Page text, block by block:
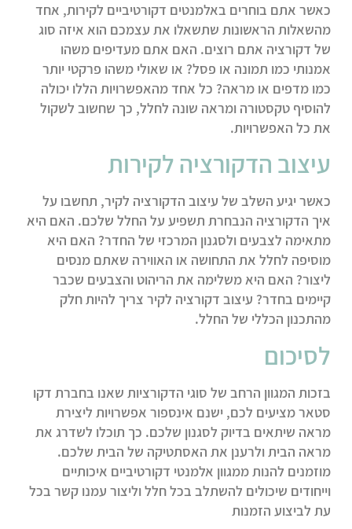
כאשר אתם בוחרים באלמנטים דקורטיביים לקירות, אחד
מהשאלות הראשונות שתשאלו את עצמכם הוא איזה סוג
של דקורציה אתם רוצים. האם אתם מעדיפים משהו
אמנותי כמו תמונה או פסל? או שאולי משהו פרקטי יותר
כמו מדפים או מראה? כל אחד מהאפשרויות הללו יכולה
להוסיף טקסטורה ומראה שונה לחלל, כך שחשוב לשקול
את כל האפשרויות.
עיצוב הדקורציה לקירות
כאשר יגיע השלב של עיצוב הדקורציה לקיר, תחשבו על
איך הדקורציה הנבחרת תשפיע על החלל שלכם. האם היא
מתאימה לצבעים ולסגנון המרכזי של החדר? האם היא
מוסיפה לחלל את התחושה או האווירה שאתם מנסים
ליצור? האם היא משלימה את הריהוט והצבעים שכבר
קיימים בחדר? עיצוב דקורציה לקיר צריך להיות חלק
מהתכנון הכללי של החלל.
לסיכום
בזכות המגוון הרחב של סוגי הדקורציות שאנו בחברת דקו
סטאר מציעים לכם, ישנם אינספור אפשרויות ליצירת
מראה שיתאים בדיוק לסגנון שלכם. כך תוכלו לשדרג את
מראה הבית ולרענן את האסתטיקה של הבית שלכם.
מוזמנים להנות ממגוון אלמנטי דקורטיביים איכותיים
וייחודים שיכולים להשתלב בכל חלל וליצור עמנו קשר בכל
עת לביצוע הזמנות